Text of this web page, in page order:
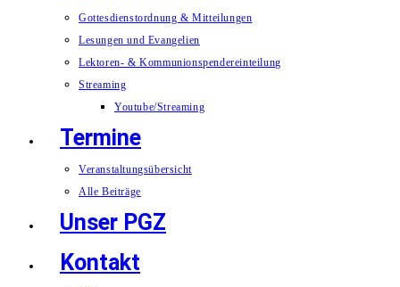
Gottesdienstordnung & Mitteilungen
Lesungen und Evangelien
Lektoren- & Kommunionspendereinteilung
Streaming
Youtube/Streaming
Termine
Veranstaltungsübersicht
Alle Beiträge
Unser PGZ
Kontakt